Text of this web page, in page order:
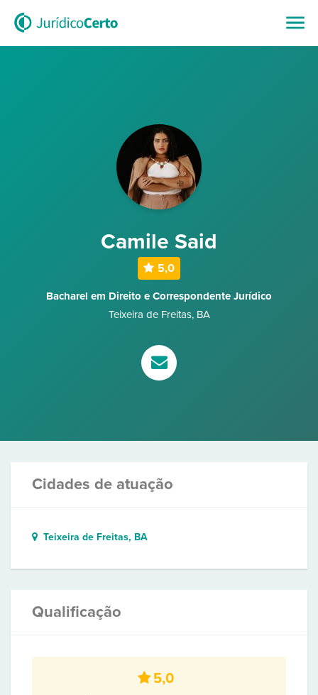
Camile Said
5,0
Bacharel em Direito e Correspondente Jurídico
Teixeira de Freitas, BA
Cidades de atuação
Teixeira de Freitas, BA
Qualificação
5,0